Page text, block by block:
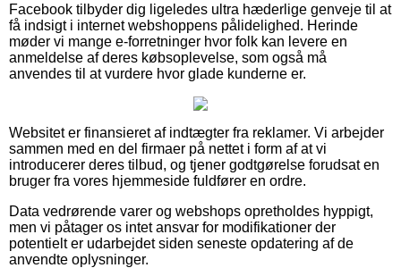
Facebook tilbyder dig ligeledes ultra hæderlige genveje til at
få indsigt i internet webshoppens pålidelighed. Herinde
møder vi mange e-forretninger hvor folk kan levere en
anmeldelse af deres købsoplevelse, som også må
anvendes til at vurdere hvor glade kunderne er.
Websitet er finansieret af indtægter fra reklamer. Vi arbejder
sammen med en del firmaer på nettet i form af at vi
introducerer deres tilbud, og tjener godtgørelse forudsat en
bruger fra vores hjemmeside fuldfører en ordre.
Data vedrørende varer og webshops opretholdes hyppigt,
men vi påtager os intet ansvar for modifikationer der
potentielt er udarbejdet siden seneste opdatering af de
anvendte oplysninger.